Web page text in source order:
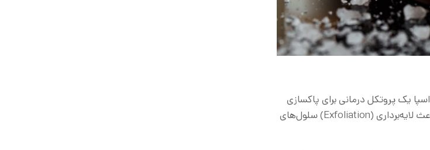
یک پروتکل درمانی برای پاکسازی
عمیق پوست و ذهن است. در مراکز تخصصی، استفاده از اسکراب‌های نمک دریا باعث لایه‌برداری (Exfoliation) سلول‌های